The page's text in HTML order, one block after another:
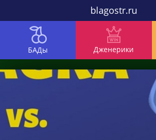
blagostr.ru
БАДы Дженерики